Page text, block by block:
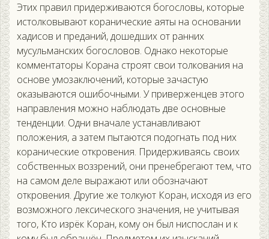
Этих правил придерживаются богословы, которые
истолковывают коранические аяты на основании
хадисов и преданий, дошедших от ранних
мусульманских богословов. Однако некоторые
комментаторы Корана строят свои толкования на
основе умозаключений, которые зачастую
оказываются ошибочными. У приверженцев этого
направления можно наблюдать две основные
тенденции. Одни вначале устанавливают
положения, а затем пытаются подогнать под них
коранические откровения. Придерживаясь своих
собственных воззрений, они пренебрегают тем, что
на самом деле выражают или обозначают
откровения. Другие же толкуют Коран, исходя из его
возможного лексического значения, не учитывая
того, Кто изрёк Коран, кому он был ниспослан и к